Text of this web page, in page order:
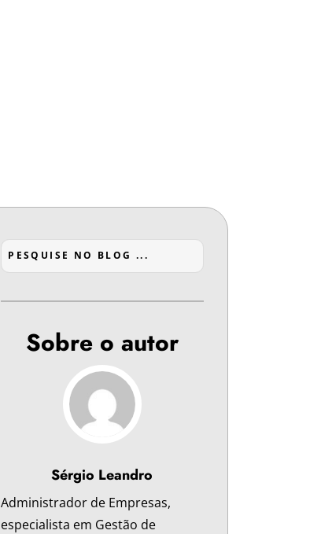
Sobre o autor
Sérgio Leandro
Administrador de Empresas,
especialista em Gestão de